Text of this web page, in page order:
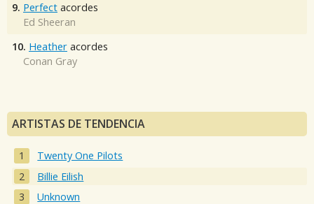
9. Perfect acordes
Ed Sheeran
10. Heather acordes
Conan Gray
ARTISTAS DE TENDENCIA
Twenty One Pilots
Billie Eilish
Unknown